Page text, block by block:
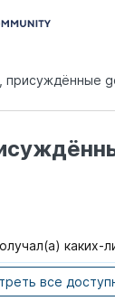
присуждённые
каких-
все